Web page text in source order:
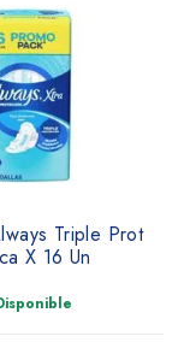
Triple Prot
X 16 Un